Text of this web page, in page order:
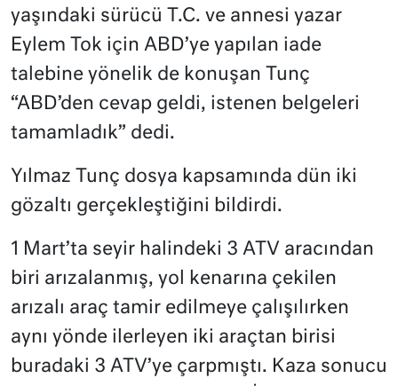
yaşındaki sürücü T.C. ve annesi yazar
Eylem Tok için ABD’ye yapılan iade
talebine yönelik de konuşan Tunç
“ABD’den cevap geldi, istenen belgeleri
tamamladık” dedi.
Yılmaz Tunç dosya kapsamında dün iki
gözaltı gerçekleştiğini bildirdi.
1 Mart’ta seyir halindeki 3 ATV aracından
biri arızalanmış, yol kenarına çekilen
arızalı araç tamir edilmeye çalışılırken
aynı yönde ilerleyen iki araçtan birisi
buradaki 3 ATV’ye çarpmıştı. Kaza sonucu